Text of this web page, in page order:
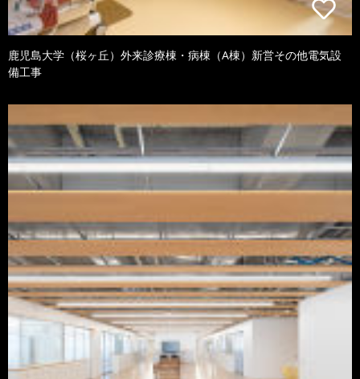
鹿児島大学（桜ヶ丘）外来診療棟・病棟（A棟）新営その他電気設
備工事